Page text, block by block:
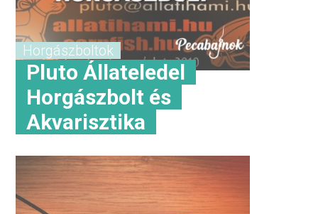
Horgászboltok
Pluto Állateledel
Horgászbolt és
Akvarisztika